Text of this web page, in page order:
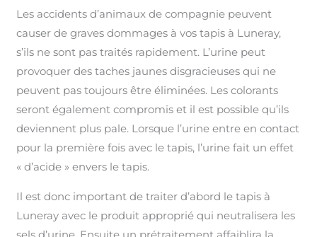
Les accidents d’animaux de compagnie peuvent
causer de graves dommages à vos tapis à Luneray,
s’ils ne sont pas traités rapidement. L’urine peut
provoquer des taches jaunes disgracieuses qui ne
peuvent pas toujours être éliminées. Les colorants
seront également compromis et il est possible qu’ils
deviennent plus pale. Lorsque l’urine entre en contact
pour la première fois avec le tapis, l’urine fait un effet
« d’acide » envers le tapis.
Il est donc important de traiter d’abord le tapis à
Luneray avec le produit approprié qui neutralisera les